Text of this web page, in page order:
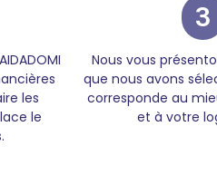
les
le
3
Nous vous
que nous avons
corresponde au
et à votre